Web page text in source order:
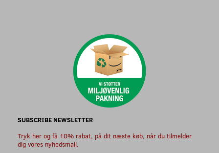
SUBSCRIBE NEWSLETTER
Tryk her og få 10% rabat, på dit næste køb, når du tilmelder
dig vores nyhedsmail.